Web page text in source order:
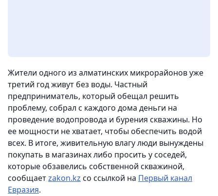
Жители одного из алматинских микрорайонов уже
третий год живут без воды. Частный
предприниматель, который обещал решить
проблему, собрал с каждого дома деньги на
проведение водопровода и бурения скважины. Но
ее мощности не хватает, чтобы обеспечить водой
всех. В итоге, живительную влагу люди вынуждены
покупать в магазинах либо просить у соседей,
которые обзавелись собственной скважиной,
сообщаетzakon.kz со ссылкой на Первый канал
Евразия.